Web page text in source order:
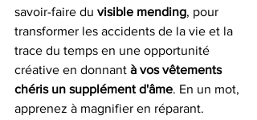
savoir-faire du visible mending, pour
transformer les accidents de la vie et la
trace du temps en une opportunité
créative en donnant à vos vêtements
chéris un supplément d'âme. En un mot,
apprenez à magnifier en réparant.